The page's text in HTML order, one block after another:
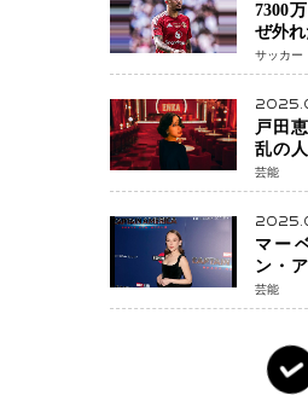
7300
ぜ外れ
ンチ
へ・
に
サッカー
戸田
乱の
子を
芸能
マー
ン・
ニュ
ック
芸能